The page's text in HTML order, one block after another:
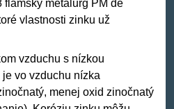
metalurg PM de
vlastnosti zinku už
vzduchu s nízkou
vo vzduchu nízka
menej oxid zinočnatý